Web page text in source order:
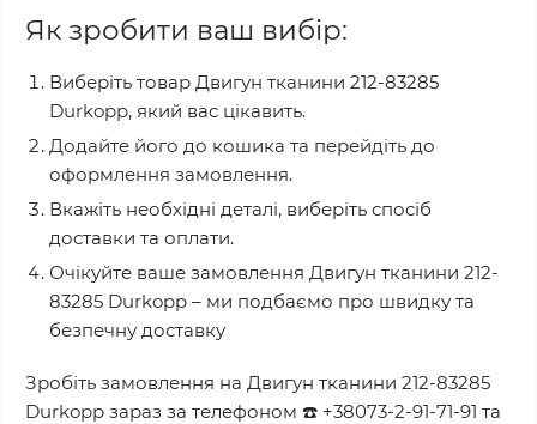
Як зробити ваш вибір:
Виберіть товар Двигун тканини 212-83285
Durkopp, який вас цікавить.
Додайте його до кошика та перейдіть до
оформлення замовлення.
Вкажіть необхідні деталі, виберіть спосіб
доставки та оплати.
Очікуйте ваше замовлення Двигун тканини 212-
83285 Durkopp – ми подбаємо про швидку та
безпечну доставку
Зробіть замовлення на Двигун тканини 212-83285
Durkopp зараз за телефоном ☎️ +38073-2-91-71-91 та